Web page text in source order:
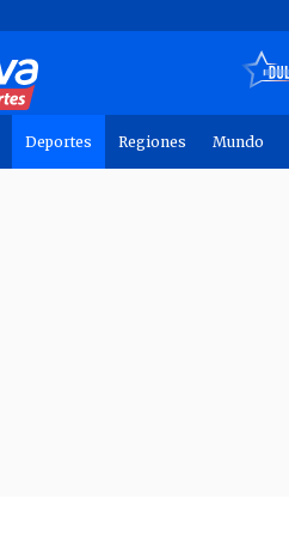
Deportes Regiones Mundo